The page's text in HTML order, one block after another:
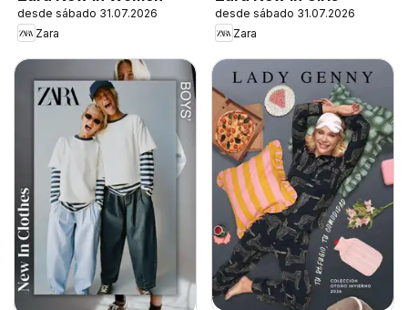
desde sábado 31.07.2026
Zara
desde sábado 31.07.2026
Zara